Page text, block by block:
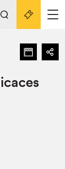
activités